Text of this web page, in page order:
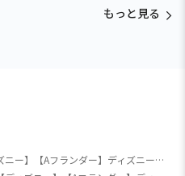
もっと見る
【ディズニー】【Aフランダー】ディズニーキャラクター ファンタジーファッション マスコット付シュシュ